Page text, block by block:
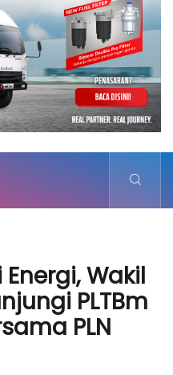
Wakil
PLTBm
PLN